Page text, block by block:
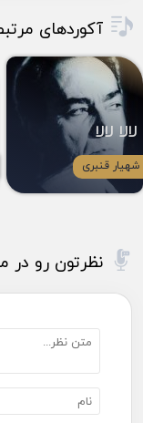
آکوردهای
لالا لالا
شهیار قنبری
نظرتون رو در